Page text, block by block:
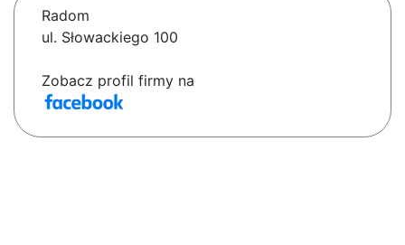
Radom
ul. Słowackiego 100
Zobacz profil firmy na